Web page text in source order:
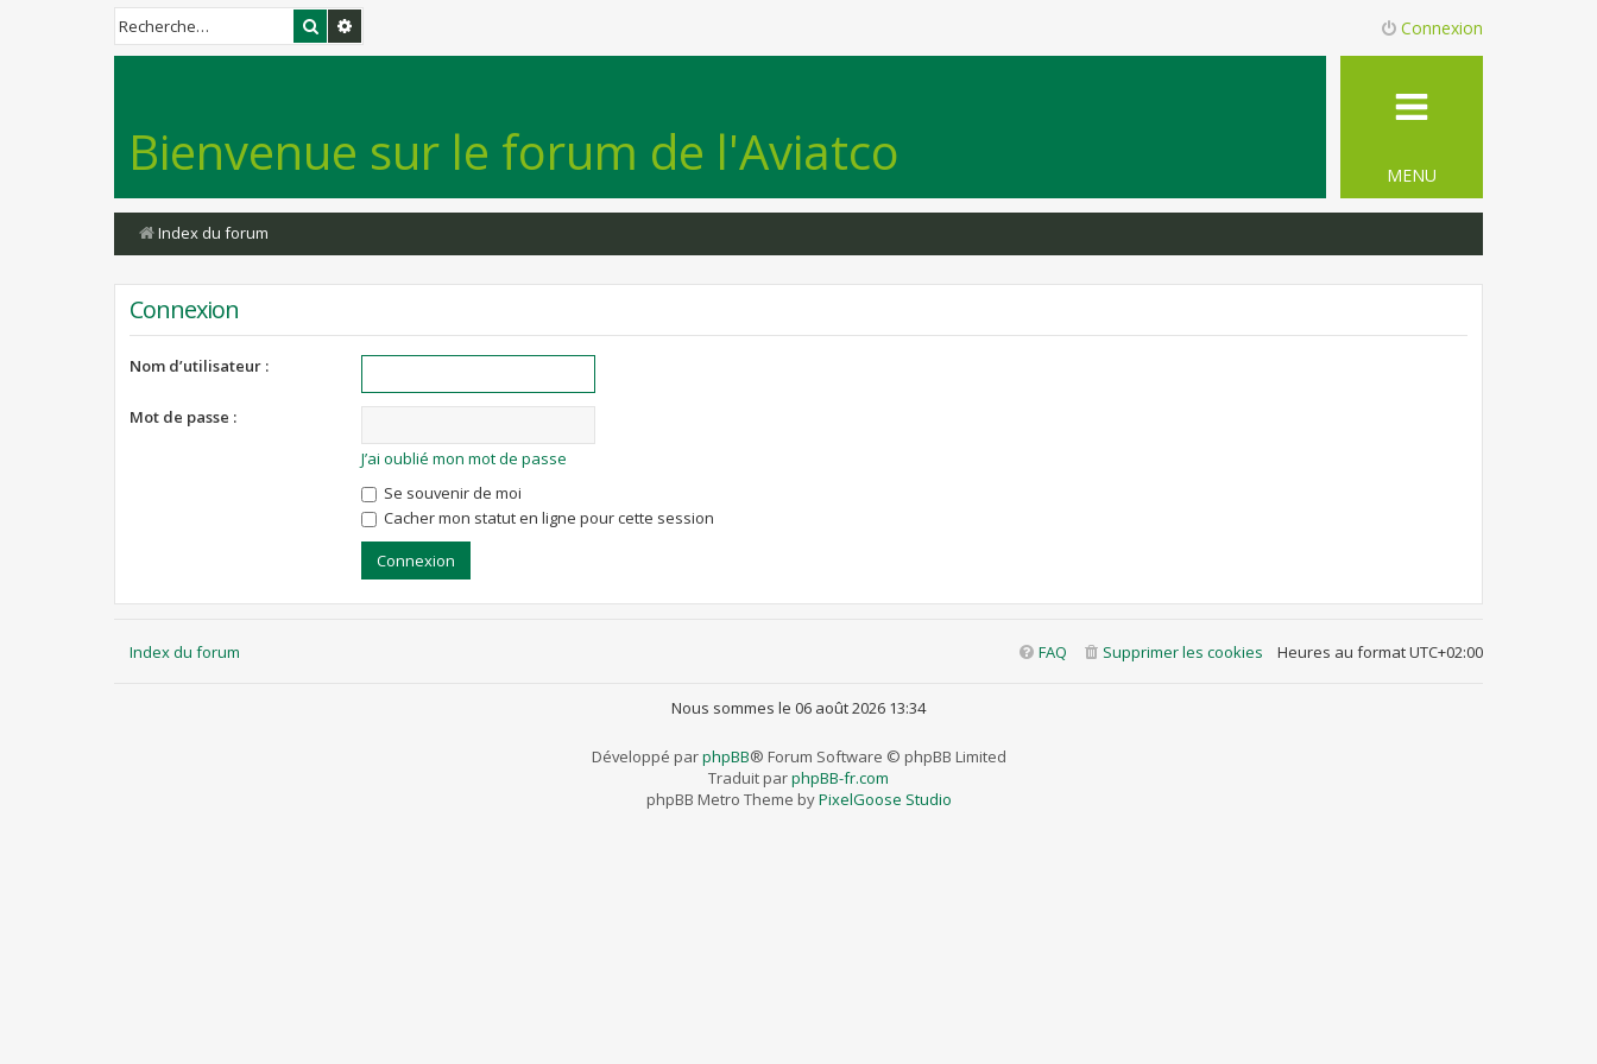
Rechercher Connexion
Bienvenue sur le forum de l'Aviatco MENU
Index du forum
Connexion
Nom d’utilisateur :
Mot de passe :
J’ai oublié mon mot de passe
Se souvenir de moi
Cacher mon statut en ligne pour cette session
Index du forum Heures au formatUTC+02:00
Supprimer les cookies
FAQ
Nous sommes le 06 août 2026 13:34
Développé parphpBB® Forum Software © phpBB Limited
Traduit parphpBB-fr.com
phpBB Metro Theme byPixelGoose Studio